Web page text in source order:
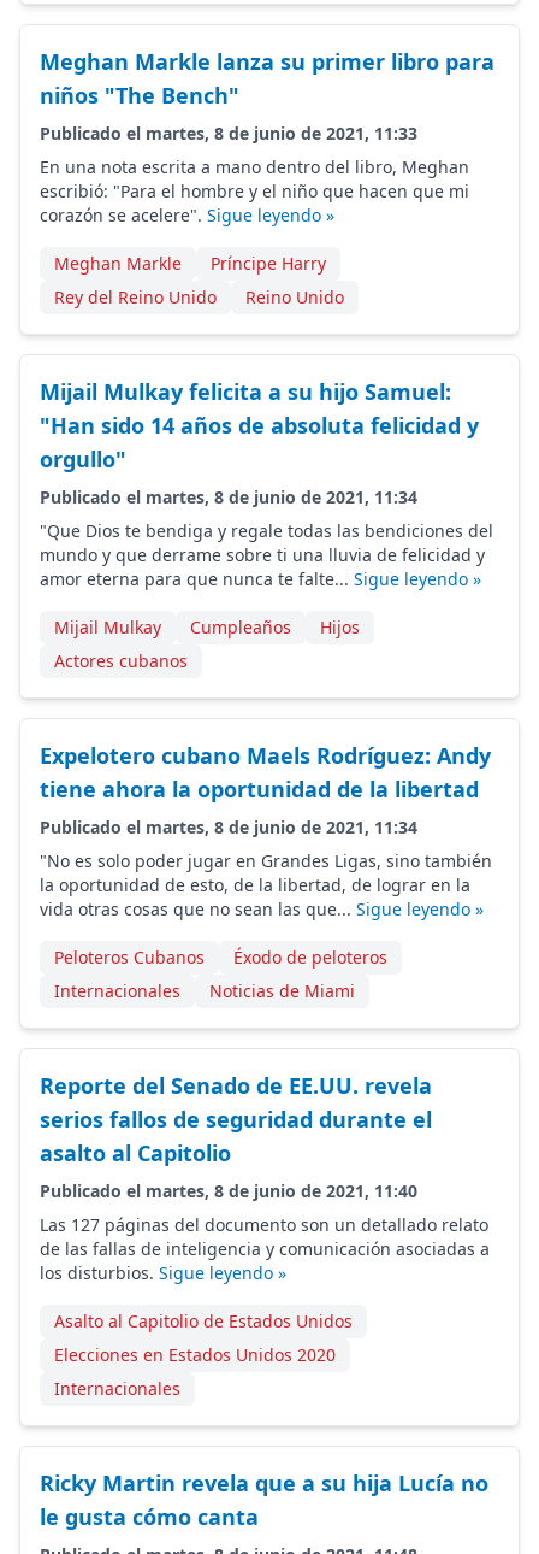
Meghan Markle lanza su primer libro para
niños "The Bench"
Publicado el martes, 8 de junio de 2021, 11:33
En una nota escrita a mano dentro del libro, Meghan
escribió: "Para el hombre y el niño que hacen que mi
corazón se acelere". Sigue leyendo »
Meghan Markle
Príncipe Harry
Rey del Reino Unido
Reino Unido
Mijail Mulkay felicita a su hijo Samuel:
"Han sido 14 años de absoluta felicidad y
orgullo"
Publicado el martes, 8 de junio de 2021, 11:34
"Que Dios te bendiga y regale todas las bendiciones del
mundo y que derrame sobre ti una lluvia de felicidad y
amor eterna para que nunca te falte... Sigue leyendo »
Mijail Mulkay Cumpleaños
Hijos
Actores cubanos
Expelotero cubano Maels Rodríguez: Andy
tiene ahora la oportunidad de la libertad
Publicado el martes, 8 de junio de 2021, 11:34
"No es solo poder jugar en Grandes Ligas, sino también
la oportunidad de esto, de la libertad, de lograr en la
vida otras cosas que no sean las que... Sigue leyendo »
Peloteros Cubanos
Éxodo de peloteros
Internacionales
Noticias de Miami
Reporte del Senado de EE.UU. revela
serios fallos de seguridad durante el
asalto al Capitolio
Publicado el martes, 8 de junio de 2021, 11:40
Las 127 páginas del documento son un detallado relato
de las fallas de inteligencia y comunicación asociadas a
los disturbios. Sigue leyendo »
Asalto al Capitolio de Estados Unidos
Elecciones en Estados Unidos 2020
Internacionales
Ricky Martin revela que a su hija Lucía no
le gusta cómo canta